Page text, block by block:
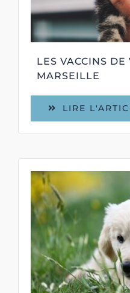
LES VACCINS DE
MARSEILLE
LIRE